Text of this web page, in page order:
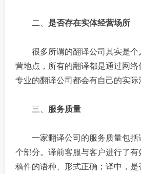
二、是否存在实体经营场所
很多所谓的翻译公司其实是个
营地点，所有的翻译都是通过网
专业的翻译公司都会有自己的实际
三、 服务质量
一家翻译公司的服务质量包括
个部分。译前客服与客户进行了
稿件的语种、形式正确；译中，